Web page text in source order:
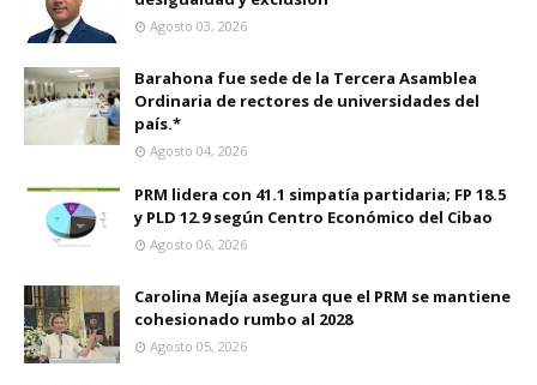
Agosto 03, 2026
Barahona fue sede de la Tercera Asamblea
Ordinaria de rectores de universidades del
país.*
Agosto 04, 2026
PRM lidera con 41.1 simpatía partidaria; FP 18.5
y PLD 12.9 según Centro Económico del Cibao
Agosto 06, 2026
Carolina Mejía asegura que el PRM se mantiene
cohesionado rumbo al 2028
Agosto 05, 2026